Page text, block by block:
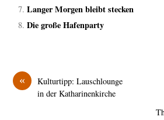
Langer Morgen bleibt stecken
Die große Hafenparty
«
Kulturtipp: Lauschlounge
in der Katharinenkirche